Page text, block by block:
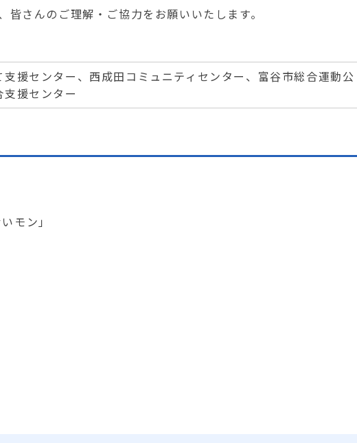
さんのご理解・ご協力をお願いいたします。
援センター、西成田コミュニティセンター、富谷市総合運動公
援センター
モン」